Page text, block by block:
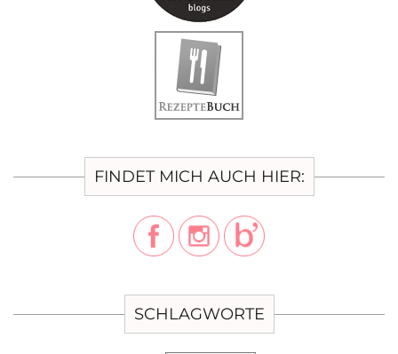
FINDET MICH AUCH HIER:
SCHLAGWORTE